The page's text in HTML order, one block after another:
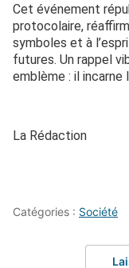
Cet événement
protocolaire,
symboles et à
futures. Un rappel
emblème : il incarne
La Rédaction
Catégories : Société